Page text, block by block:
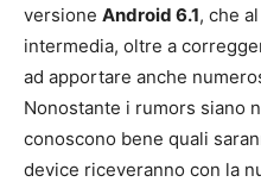
versione Android 6.1, che
intermedia, oltre a
ad apportare anche
Nonostante i rumors siano
conoscono bene quali
device riceveranno con la